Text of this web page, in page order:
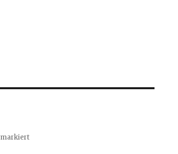
markiert